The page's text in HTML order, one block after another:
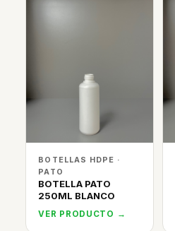
BOTELLAS HDPE ·
PATO
BOTELLA PATO
250ML BLANCO
VER PRODUCTO →